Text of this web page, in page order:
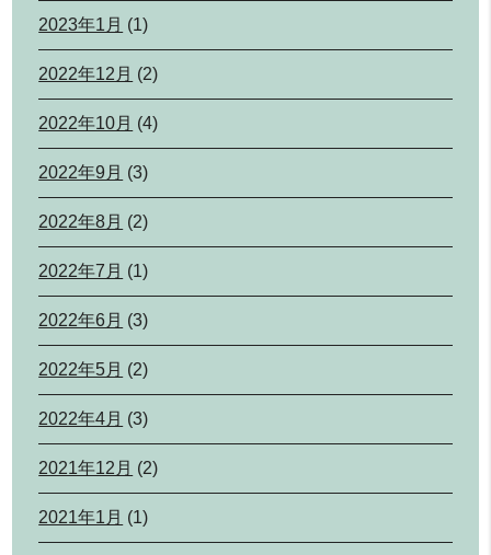
2023年1月 (1)
2022年12月 (2)
2022年10月 (4)
2022年9月 (3)
2022年8月 (2)
2022年7月 (1)
2022年6月 (3)
2022年5月 (2)
2022年4月 (3)
2021年12月 (2)
2021年1月 (1)